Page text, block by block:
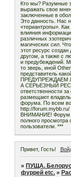
Кто мы? Разумные
выражать свое
заключенные в
Это данность. Нас
«териантропы».
влияния
различных
магических сил.
этот ресурс
другом, а также с
и предубеждений.
то зверь, иной
представитель
ПРЕДУПРЕЖДАЕМ
А СЕРЬЕЗНЫЙ
ответственности
размещают
форума. По всем
http://
ВНИМАНИЕ! Форум
полного просмотра
пользователи. ***
Привет, Гость!
» ПУЩА.
фуррей etc. »